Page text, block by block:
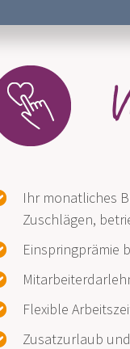
Ihr monatliches
Zuschlägen,
Einspringprämie
Flexible
Zusatzurlaub